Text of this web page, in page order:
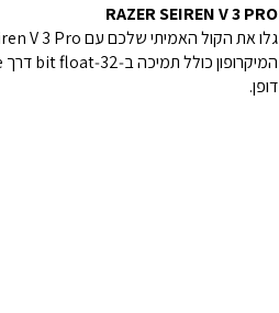
RAZER SEIREN V 3 PRO
גלו את הקול האמיתי שלכם עם Razer Seiren V 3 Pro – מיקרופון דינמי מסוג USB Type‑C ו‑XLR שנועד במיוחד עבור סטרימרים.
דופן.